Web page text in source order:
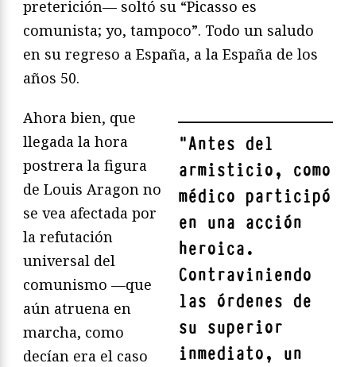
preterición— soltó su “Picasso es
comunista; yo, tampoco”. Todo un saludo
en su regreso a España, a la España de los
años 50.
"Antes del
armisticio, como
médico participó
en una acción
heroica.
Contraviniendo
las órdenes de
su superior
inmediato, un
Ahora bien, que
llegada la hora
postrera la figura
de Louis Aragon no
se vea afectada por
la refutación
universal del
comunismo —que
aún atruena en
marcha, como
decían era el caso